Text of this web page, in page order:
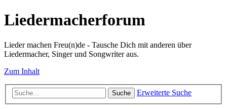
Liedermacherforum
Lieder machen Freu(n)de - Tausche Dich mit anderen über
Liedermacher, Singer und Songwriter aus.
Zum Inhalt
Suche Erweiterte Suche